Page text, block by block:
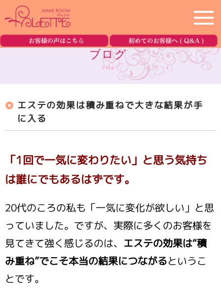
ホーム home
メニュー menu
美容機器の紹介 equipment
ブログ blog
ご予約・お問合せ
ブログ
blog
エステの効果は積み重ねで大きな結果が手
に入る
「1回で一気に変わりたい」と思う気持ち
は誰にでもあるはずです。
20代のころの私も「一気に変化が欲しい」と思
っていました。ですが、実際に多くのお客様を
見てきて強く感じるのは、 エステの効果は“積
み重ね”でこそ本当の結果につながるというこ
とです。